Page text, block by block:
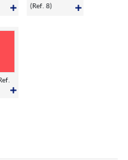
(Ref. 8)